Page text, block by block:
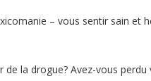
– vous sentir sain et
la drogue? Avez-vous